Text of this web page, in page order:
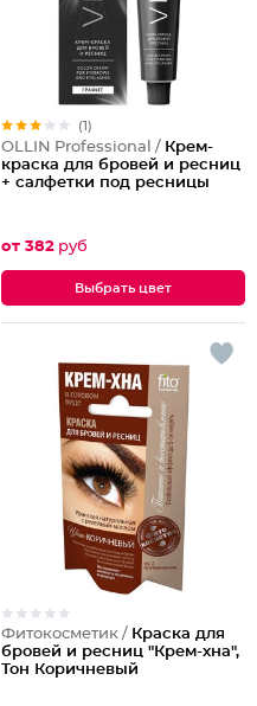
(1)
OLLIN Professional / Крем-
краска для бровей и ресниц
+ салфетки под ресницы
от 382 руб
Выбрать цвет
Фитокосметик / Краска для
бровей и ресниц "Крем-хна",
Тон Коричневый